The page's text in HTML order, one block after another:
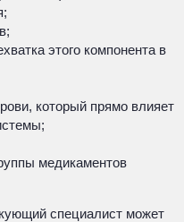
этого компонента в
который прямо влияет
медикаментов
специалист может